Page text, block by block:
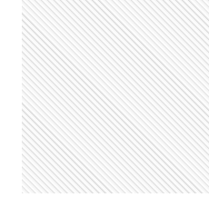
SÃO
JOÃO
E
TEM
REAÇÃO
INUSITADA
AO
OUVIR
GRITOS
DE